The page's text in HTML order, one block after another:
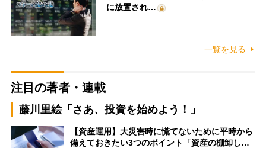
に放置され…
一覧を見る
注目の著者・連載
藤川里絵「さあ、投資を始めよう！」
【資産運用】大災害時に慌てないために平時から
備えておきたい3つのポイント「資産の棚卸し…